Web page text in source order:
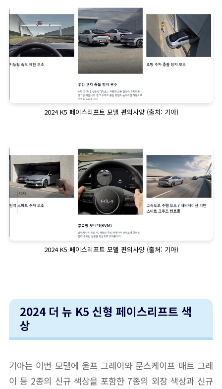
2024 K5 페이스리프트 모델 편의사양 (출처: 기아)
2024 K5 페이스리프트 모델 편의사양 (출처: 기아)
2024 더 뉴 K5 신형 페이스리프트 색
상
기아는 이번 모델에 울프 그레이와 문스케이프 매트 그레
이 등 2종의 신규 색상을 포함한 7종의 외장 색상과 신규